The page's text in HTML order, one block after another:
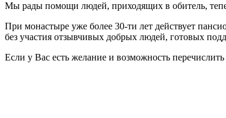
Мы рады помощи людей, приходящих в обитель,
При монастыре уже более 30-ти лет действует
без участия отзывчивых добрых людей, готовых
Если у Вас есть желание и возможность